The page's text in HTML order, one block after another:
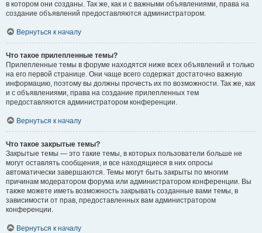
в котором они созданы. Так же, как и с важными объявлениями, права на
создание объявлений предоставляются администратором.
Вернуться к началу
Что такое прилепленные темы?
Прилепленные темы в форуме находятся ниже всех объявлений и только
на его первой странице. Они чаще всего содержат достаточно важную
информацию, поэтому вы должны прочесть их по возможности. Так же, как
и с объявлениями, права на создание прилепленных тем
предоставляются администратором конференции.
Вернуться к началу
Что такое закрытые темы?
Закрытые темы — это такие темы, в которых пользователи больше не
могут оставлять сообщения, и все находящиеся в них опросы
автоматически завершаются. Темы могут быть закрыты по многим
причинам модератором форума или администратором конференции. Вы
также можете иметь возможность закрывать созданные вами темы, в
зависимости от прав, предоставленных вам администратором
конференции.
Вернуться к началу